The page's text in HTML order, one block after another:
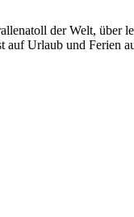
der Welt, über
auf Urlaub und Ferien